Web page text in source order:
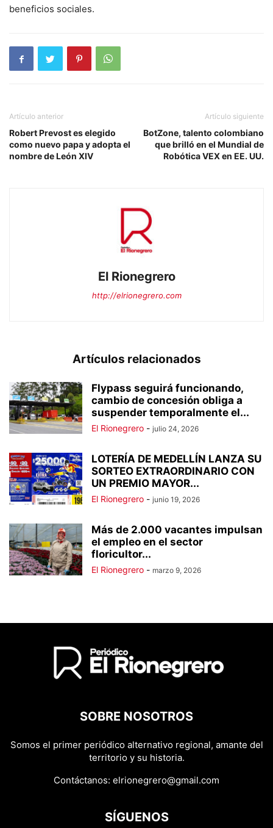
beneficios sociales.
Artículo anterior
Robert Prevost es elegido
como nuevo papa y adopta el
nombre de León XIV
Artículo siguiente
BotZone, talento colombiano
que brilló en el Mundial de
Robótica VEX en EE. UU.
El Rionegrero
http://elrionegrero.com
Artículos relacionados
Flypass seguirá funcionando,
cambio de concesión obliga a
suspender temporalmente el...
El Rionegrero - julio 24, 2026
LOTERÍA DE MEDELLÍN LANZA SU
SORTEO EXTRAORDINARIO CON
UN PREMIO MAYOR...
El Rionegrero - junio 19, 2026
Más de 2.000 vacantes impulsan
el empleo en el sector
floricultor...
El Rionegrero - marzo 9, 2026
SOBRE NOSOTROS
Somos el primer periódico alternativo regional, amante del
territorio y su historia.
Contáctanos: elrionegrero@gmail.com
SÍGUENOS